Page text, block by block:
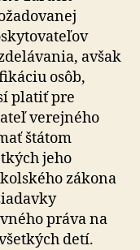
avšak
osôb,
platiť pre
verejného
štátom
jeho
zákona
práva na
detí.